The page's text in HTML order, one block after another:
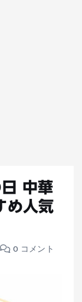
中華
め人気
0 コメント